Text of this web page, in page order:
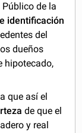
de la
identificación
del
dueños
hipotecado,
que así el
de que el
y real